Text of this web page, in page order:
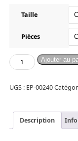
Taille
Pièces
Ajouter au
UGS : EP-00240
Description